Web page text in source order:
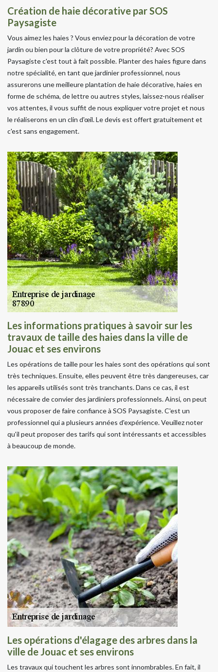
Création de haie décorative par SOS
Paysagiste
Vous aimez les haies ? Vous enviez pour la décoration de votre
jardin ou bien pour la clôture de votre propriété? Avec SOS
Paysagiste c'est tout à fait possible. Planter des haies figure dans
notre spécialité, en tant que jardinier professionnel, nous
assurerons une meilleure plantation de haie décorative, haies en
forme de schéma, de lettre ou autres styles, laissez-nous réaliser
vos attentes, il vous suffit de nous expliquer votre projet et nous
le réaliserons en un clin d'œil. Le devis est offert gratuitement et
c'est sans engagement.
Les informations pratiques à savoir sur les
travaux de taille des haies dans la ville de
Jouac et ses environs
Les opérations de taille pour les haies sont des opérations qui sont
très techniques. Ensuite, elles peuvent être très dangereuses, car
les appareils utilisés sont très tranchants. Dans ce cas, il est
nécessaire de convier des jardiniers professionnels. Ainsi, on peut
vous proposer de faire confiance à SOS Paysagiste. C'est un
professionnel qui a plusieurs années d'expérience. Veuillez noter
qu'il peut proposer des tarifs qui sont intéressants et accessibles
à beaucoup de monde.
Les opérations d'élagage des arbres dans la
ville de Jouac et ses environs
Les travaux qui touchent les arbres sont innombrables. En fait, il